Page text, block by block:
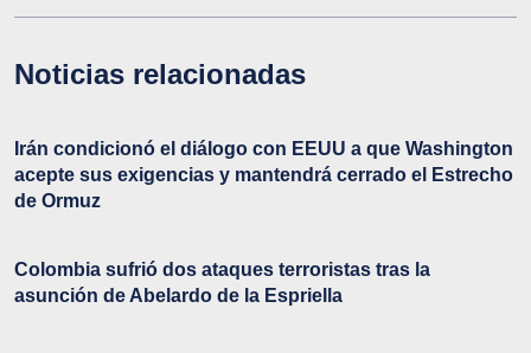
Noticias relacionadas
Irán condicionó el diálogo con EEUU a que Washington
acepte sus exigencias y mantendrá cerrado el Estrecho
de Ormuz
Colombia sufrió dos ataques terroristas tras la
asunción de Abelardo de la Espriella